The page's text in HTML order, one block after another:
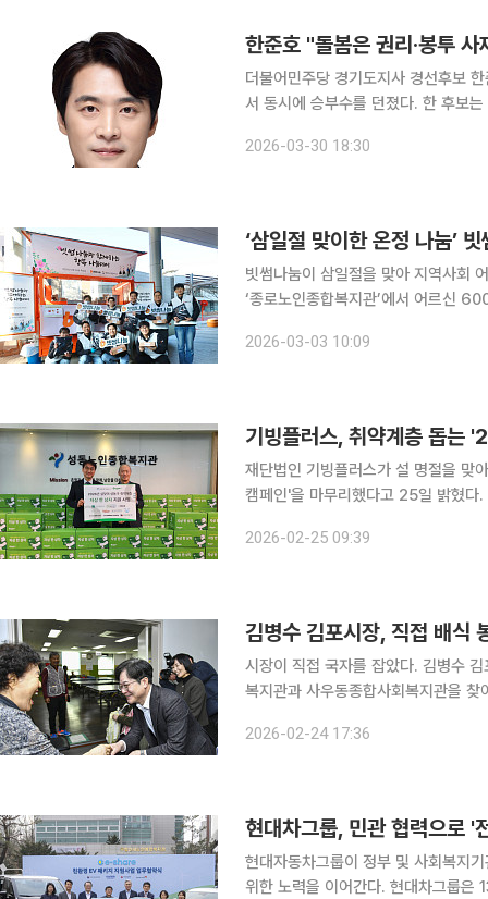
한준호 "돌봄은 권리·봉투
더불어민주당 경기도지사 경선후보
서 동시에 승부수를 던졌다. 한 후보는 이날 광명시립하안노인종합복지관 앞에서 '3차 비전선포 기
은 '신청해야 닿는 돌봄'에서 'AI 기반
2026-03-30 18:30
‘삼일절 맞이한 온정 나눔’
빗썸나눔이 삼일절을 맞아 지역사회 어르신들과 온정을
‘종로노인종합복지관’에서 어르신
행된 행사에는 빗썸나눔과 빗썸 임직
2026-03-03 10:09
기빙플러스, 취약계층 돕는
재단법인 기빙플러스가 설 명절을 맞
캠페인'을 마무리했다고 25일 밝혔다. 이번 캠페인은 설 명절 기간 취약계층의 생활 안정을 돕고 나
약계층 200가정에 총 8000만 원 상
2026-02-25 09:39
김병수 김포시장, 직접 배식
시장이 직접 국자를 잡았다. 김병수 김포시장은 23일 간부공무원들과 함께 사우동 김포시노인종합
복지관과 사우동종합사회복지관을
60여개 맞춤형 프로그램을 운영하는
2026-02-24 17:36
현대차그룹, 민관 협력으로 '
현대자동차그룹이 정부 및 사회복지
위한 노력을 이어간다. 현대차그룹은 13일 ‘이셰어(E-share)’ 사업 지원 대상 기관인 구립신내노인